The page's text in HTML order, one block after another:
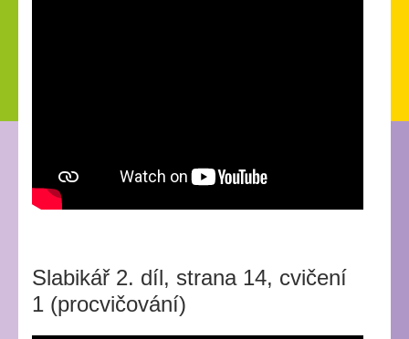
Slabikář 2. díl, strana 14, cvičení
1 (procvičování)